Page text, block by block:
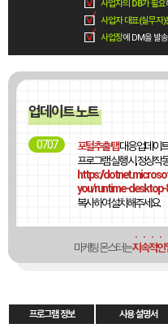
사업자의 DB가 필요
사업자 대표(실무자)
사업장에 DM을 발
업데이트 노트
07.07 포털추출 탭대응 업데이
프로그램 실행 시, 정상작
https://
you/runtime-desktop-
복사하여 설치해주세요.
마케팅 몬스터는지속적인
프로그램 정보 사용 설명서